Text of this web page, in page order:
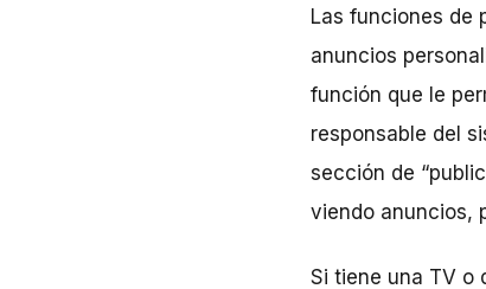
Las funciones de
anuncios
función que le
responsable del
sección de
viendo anuncios,
Si tiene una TV o